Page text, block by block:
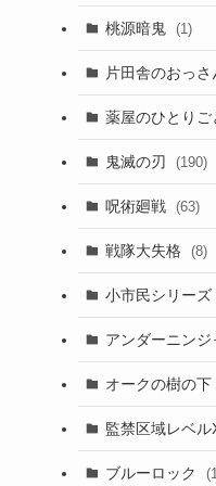
桃源暗鬼 (1)
片田舎のおっ
薬屋のひとりご
鬼滅の刃 (190)
呪術廻戦 (63)
戦隊大失格 (8)
小市民シリーズ
アンダーニンジ
オークの樹の下
監禁区域レベル
ブルーロック